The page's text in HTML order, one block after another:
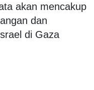
akan mencakup
dan
di Gaza